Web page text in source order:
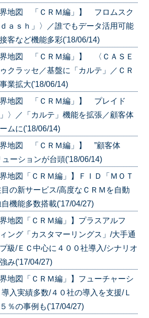
界地図 「ＣＲＭ編」】 フロムスク
ａｓｈ」〉／誰でもデータ活用可能
客など機能多彩('18/06/14)
界地図 「ＣＲＭ編」】 〈ＣＡＳＥ
クラッセ／基盤に「カルテ」／ＣＲ
業拡大('18/06/14)
界地図 「ＣＲＭ編」】 プレイド
〉／「カルテ」機能を拡張／顧客体
ムに('18/06/14)
界地図 「ＣＲＭ編」】 ”顧客体
ューションが台頭('18/06/14)
地図「ＣＲＭ編」】ＦＩＤ「ＭＯＴ
目の新サービス/高度なＣＲＭを自動
機能多数搭載('17/04/27)
地図「ＣＲＭ編」】プラスアルフ
ング「カスタマーリングス」/大手通
級/ＥＣ中心に４００社導入/シナリオ
み('17/04/27)
地図「ＣＲＭ編」】フューチャーシ
入実績多数/４０社の導入を支援/Ｌ
％の事例も('17/04/27)